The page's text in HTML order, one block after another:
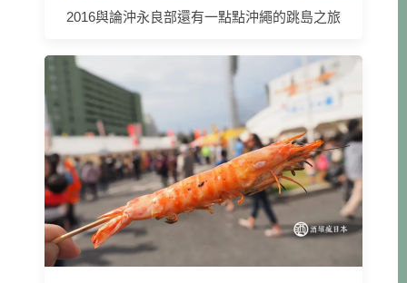
2016與論沖永良部還有一點點沖繩的跳島之旅